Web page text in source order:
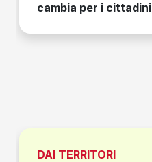
cambia per i cittadini
DAI TERRITORI